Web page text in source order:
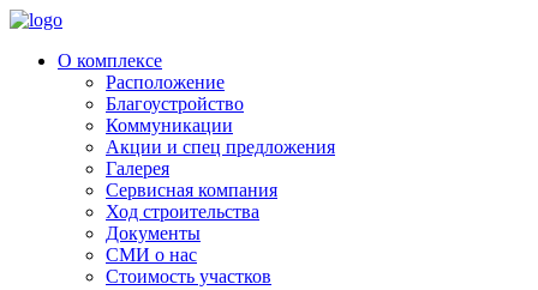
О комплексе
Расположение
Благоустройство
Коммуникации
Акции и спец предложения
Галерея
Сервисная компания
Ход строительства
Документы
СМИ о нас
Стоимость участков